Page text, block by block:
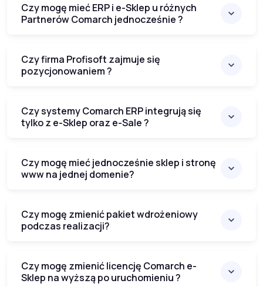
Czy mogę mieć ERP i e-Sklep u różnych
Partnerów Comarch jednocześnie ?
Czy firma Profisoft zajmuje się
pozycjonowaniem ?
Czy systemy Comarch ERP integrują się
tylko z e-Sklep oraz e-Sale ?
Czy mogę mieć jednocześnie sklep i stronę
www na jednej domenie?
Czy mogę zmienić pakiet wdrożeniowy
podczas realizacji?
Czy mogę zmienić licencję Comarch e-
Sklep na wyższą po uruchomieniu ?